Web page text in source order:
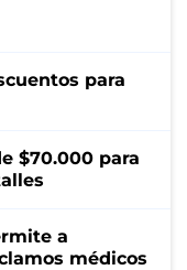
para
$70.000 para
a
médicos